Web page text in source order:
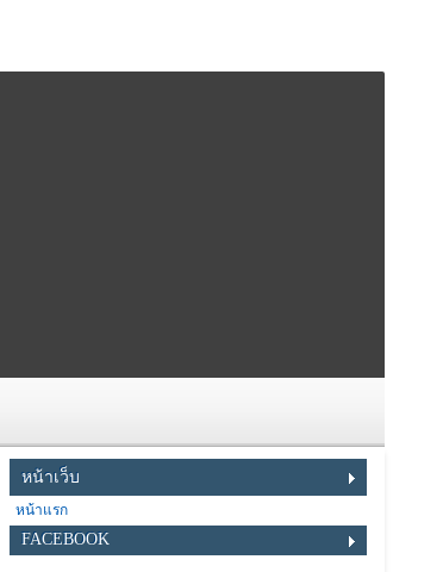
หน้าเว็บ
หน้าแรก
FACEBOOK